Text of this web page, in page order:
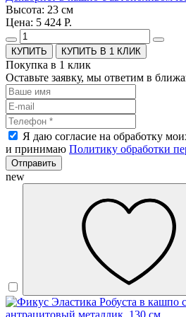
Высота: 23 см
Цена: 5 424 Р.
КУПИТЬ В 1 КЛИК
Покупка в 1 клик
Оставьте заявку, мы ответим в
Я даю согласие на обработку
и принимаю Политику обработки
Отправить
new